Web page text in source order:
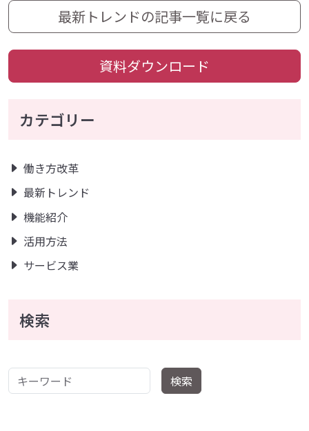
最新トレンドの記事一覧に戻る
資料ダウンロード
カテゴリー
働き方改革
最新トレンド
機能紹介
活用方法
サービス業
検索
キーワード 検索